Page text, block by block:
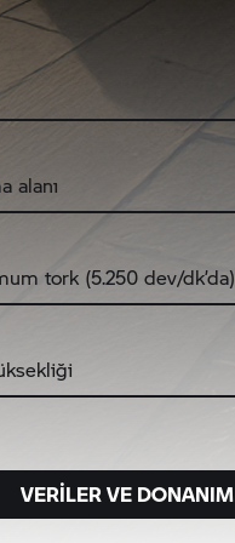
alanı
tork (5.250 dev/dk’da)
VERILER VE DONANIM